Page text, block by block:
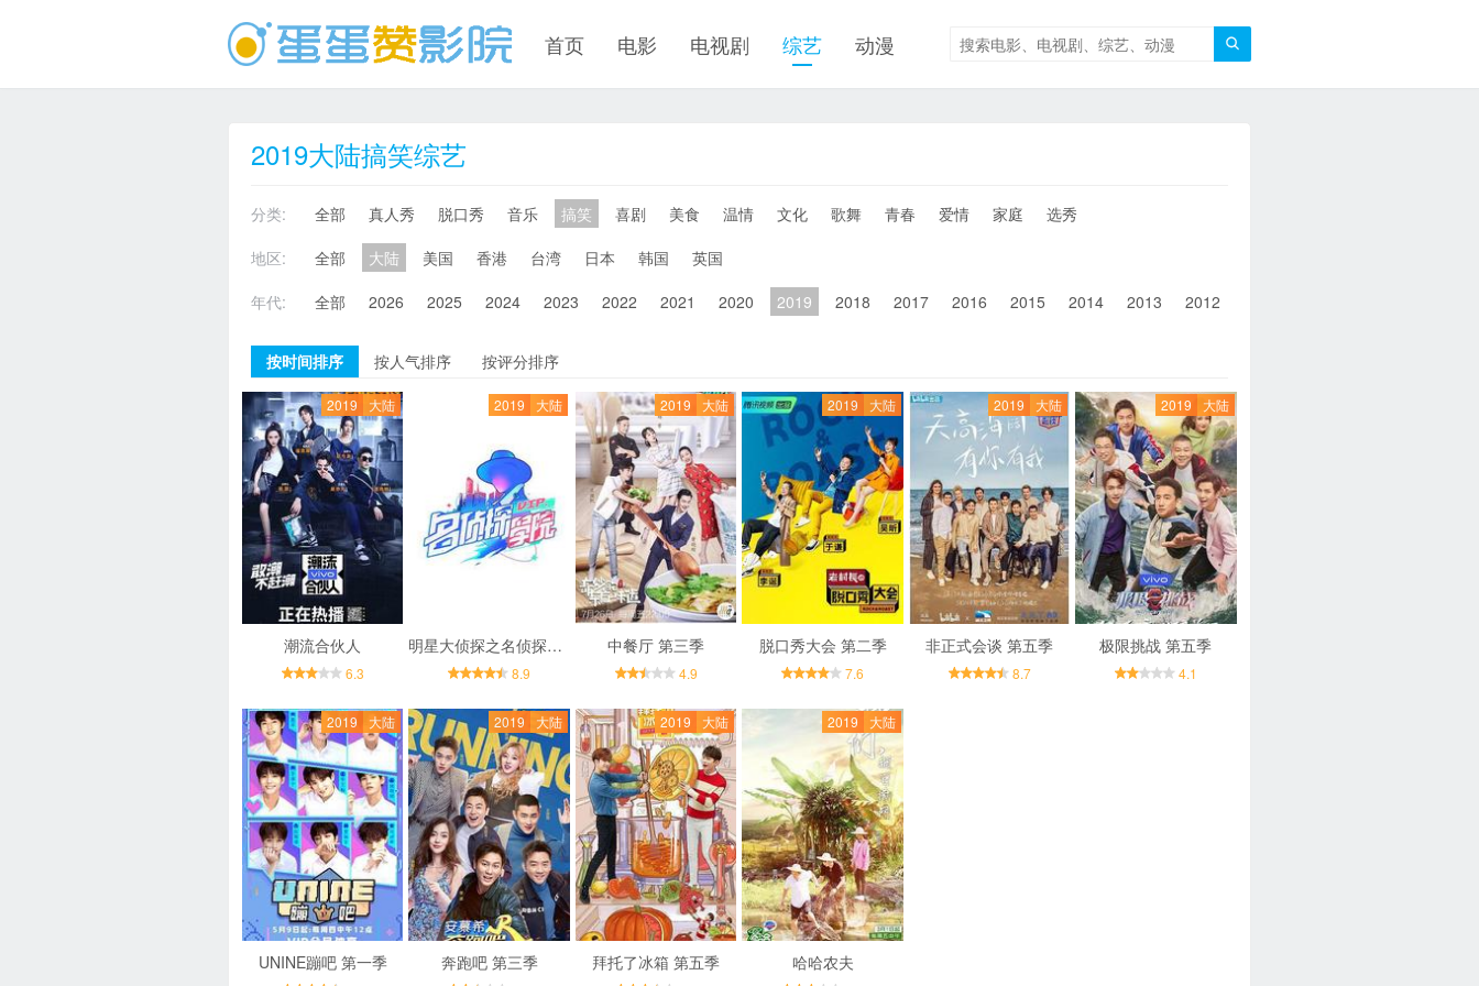

首页 电影 电视剧 综艺 动漫
2019大陆搞笑综艺
分类: 全部 真人秀 脱口秀 音乐 搞笑 喜剧 美食 温情 文化 歌舞 青春 爱情 家庭
选秀
地区:
全部 大陆 美国 香港 台湾 日本 韩国
英国
年代:
全部 2026 2025 2024 2023 2022 2021 2020 2019 2018 2017 2016 2015 2014 2013 2012
按时间排序 按人气排序 按评分排序
2019 大陆
潮流合伙人
6.3
2019 大陆
明星大侦探之名侦探学院 第一季
8.9
2019 大陆
中餐厅 第三季
4.9
2019 大陆
脱口秀大会 第二季
7.6
2019 大陆
非正式会谈 第五季
8.7
2019 大陆
极限挑战 第五季
4.1
2019 大陆
UNINE蹦吧 第一季
2019 大陆
奔跑吧 第三季
2019 大陆
拜托了冰箱 第五季
2019 大陆
哈哈农夫